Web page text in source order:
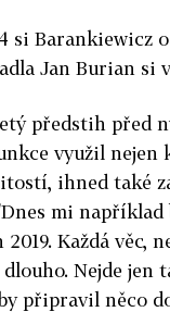
si Barankiewicz
Jan Burian si
předstih před
využil nejen
ihned také
mi například
Každá věc,
Nejde jen
připravil něco